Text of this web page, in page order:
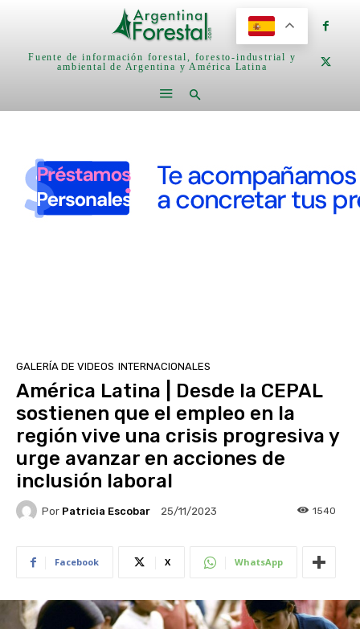
Fuente de información forestal, foresto-industrial y
ambiental de Argentina y América Latina
GALERÍA DE VIDEOS INTERNACIONALES
América Latina | Desde la CEPAL
sostienen que el empleo en la
región vive una crisis progresiva y
urge avanzar en acciones de
inclusión laboral
Por Patricia Escobar 25/11/2023 1540
Facebook X WhatsApp